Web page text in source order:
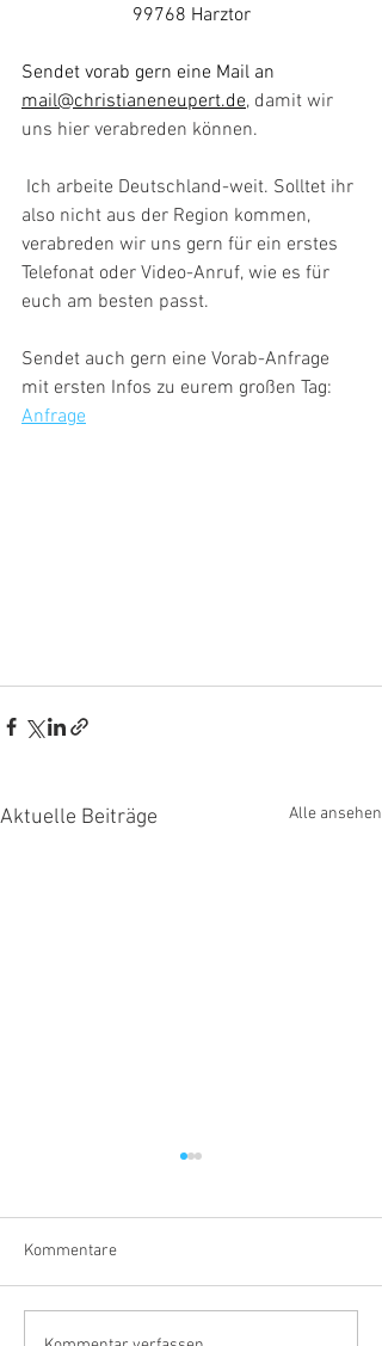
99768 Harztor
Sendet vorab gern eine Mail an
mail@christianeneupert.de, damit wir
uns hier verabreden können.
Ich arbeite Deutschland-weit. Solltet ihr
also nicht aus der Region kommen,
verabreden wir uns gern für ein erstes
Telefonat oder Video-Anruf, wie es für
euch am besten passt.
Sendet auch gern eine Vorab-Anfrage
mit ersten Infos zu eurem großen Tag:
Anfrage
Aktuelle Beiträge Alle ansehen
Ein Grund zum Feiern
Kommentare